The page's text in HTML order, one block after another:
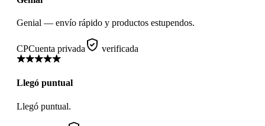
Genial — envío rápido y productos estupendos.
CPCuenta privada verificada
Llegó puntual
Llegó puntual.